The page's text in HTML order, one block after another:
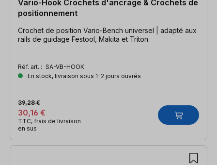
Vario-Hook Crochets d'ancrage & Crochets de
positionnement
Crochet de position Vario-Bench universel | adapté aux
rails de guidage Festool, Makita et Triton
Réf. art. : SA-VB-HOOK
En stock, livraison sous 1-2 jours ouvrés
30,16 €
39,28 €
TTC, frais de livraison
en sus